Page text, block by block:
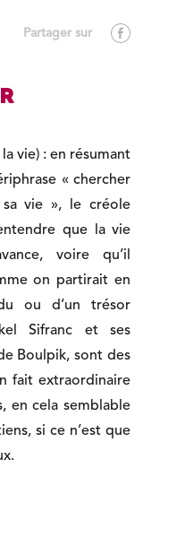
vie) : en résumant
« chercher
sa vie », le créole
que la vie
voire qu’il
on partirait en
ou d’un trésor
Sifranc et ses
Boulpik, sont des
fait extraordinaire
en cela semblable
si ce n’est que